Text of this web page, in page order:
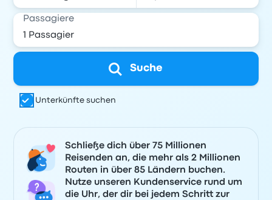
Passagiere
Suche
Unterkünfte suchen
Schließe dich über 75 Millionen
Reisenden an, die mehr als 2 Millionen
Routen in über 85 Ländern buchen.
Nutze unseren Kundenservice rund um
die Uhr, der dir bei jedem Schritt zur